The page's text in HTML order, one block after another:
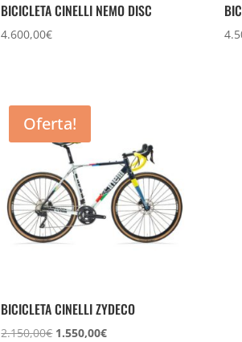
BICICLETA CINELLI NEMO DISC
4.600,00€
Oferta!
BICICLETA CINELLI ZYDECO
2.150,00€ El
1.550,00€El